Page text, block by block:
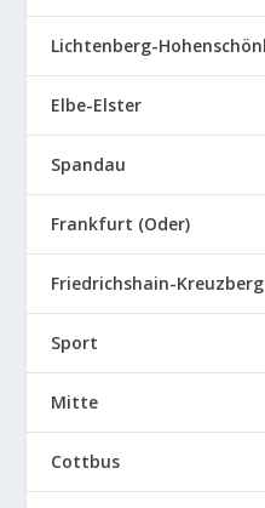
Lichtenberg-
Elbe-Elster
Spandau
Frankfurt (Oder)
Friedrichshain-Kreuzberg
Sport
Mitte
Cottbus